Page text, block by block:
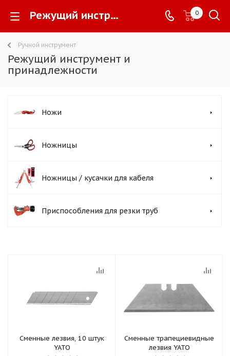
Режущий инструмент и принадлежности - 0
Ручной инструмент
Режущий инструмент и
принадлежности
Ножи
Ножницы
Ножницы / кусачки для кабеля
Приспособления для резки труб
Сменные лезвия, 10 штук
YATO
Сменные трапециевидные
лезвия YATO